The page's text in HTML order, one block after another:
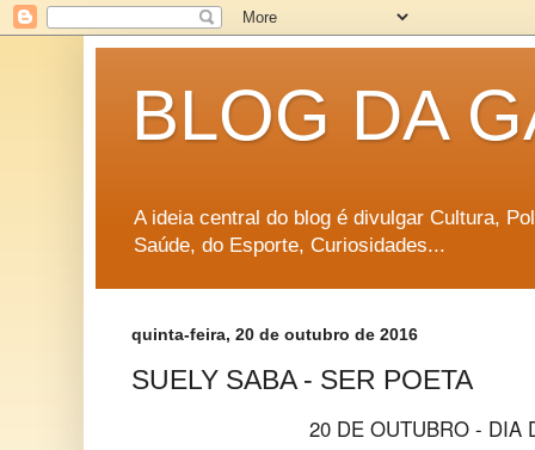
BLOG DA
A ideia central do blog é divulgar Cultura,
Saúde, do Esporte, Curiosidades...
quinta-feira, 20 de outubro de 2016
SUELY SABA - SER POETA
20 DE OUTUBRO - DIA